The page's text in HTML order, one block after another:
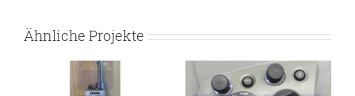
Ähnliche Projekte